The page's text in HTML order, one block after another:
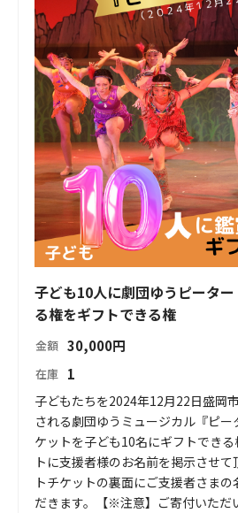
子ども10人に劇団ゆうピータ
る権をギフトできる権
金額 30,000円
在庫 1
子どもたちを2024年12月22日盛岡
される劇団ゆうミュージカル『ピ
ケットを子ども10名にギフトでき
トに支援者様のお名前を掲示させ
トチケットの裏面にご支援者さま
だきます。【※注意】ご寄付いただ